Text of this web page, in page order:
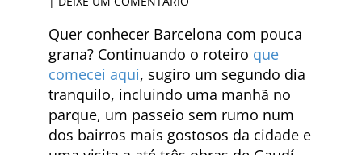
Quer conhecer Barcelona com pouca
grana? Continuando o roteiro que
comecei aqui, sugiro um segundo dia
tranquilo, incluindo uma manhã no
parque, um passeio sem rumo num
dos bairros mais gostosos da cidade e